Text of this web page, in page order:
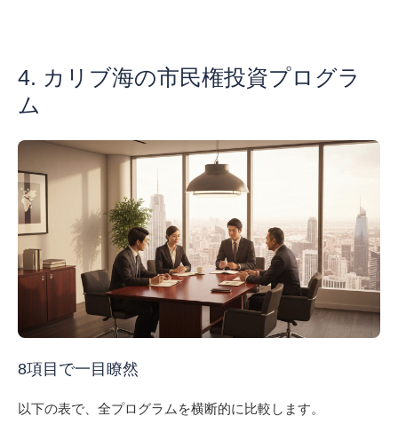
4. カリブ海の市民権投資プログラ
ム
8項目で一目瞭然
以下の表で、全プログラムを横断的に比較します。